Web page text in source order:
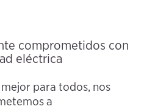
comprometidos con
eléctrica
para todos, nos
a